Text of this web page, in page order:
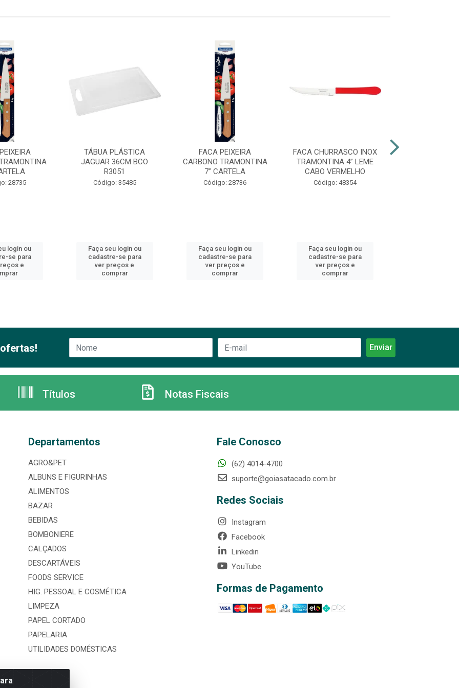
28735
login ou
se para
e
TÁBUA PLÁSTICA
JAGUAR 36CM BCO
R3051
Código: 35485
Faça seu login ou
cadastre-se para
ver preços e
comprar
FACA PEIXEIRA
CARBONO TRAMONTINA
7” CARTELA
Código: 28736
Faça seu login ou
cadastre-se para
ver preços e
comprar
FACA CHURRASCO INOX
TRAMONTINA 4” LEME
CABO VERMELHO
Código: 48354
Faça seu login ou
cadastre-se para
ver preços e
comprar
Títulos Notas Fiscais
Departamentos
AGRO&PET
ALBUNS E FIGURINHAS
ALIMENTOS
BAZAR
BEBIDAS
BOMBONIERE
CALÇADOS
DESCARTÁVEIS
FOODS SERVICE
HIG. PESSOAL E COSMÉTICA
LIMPEZA
PAPEL CORTADO
PAPELARIA
UTILIDADES DOMÉSTICAS
Fale Conosco
(62) 4014-4700
suporte@goiasatacado.com.br
Redes Sociais
Instagram
Facebook
Linkedin
YouTube
Formas de Pagamento